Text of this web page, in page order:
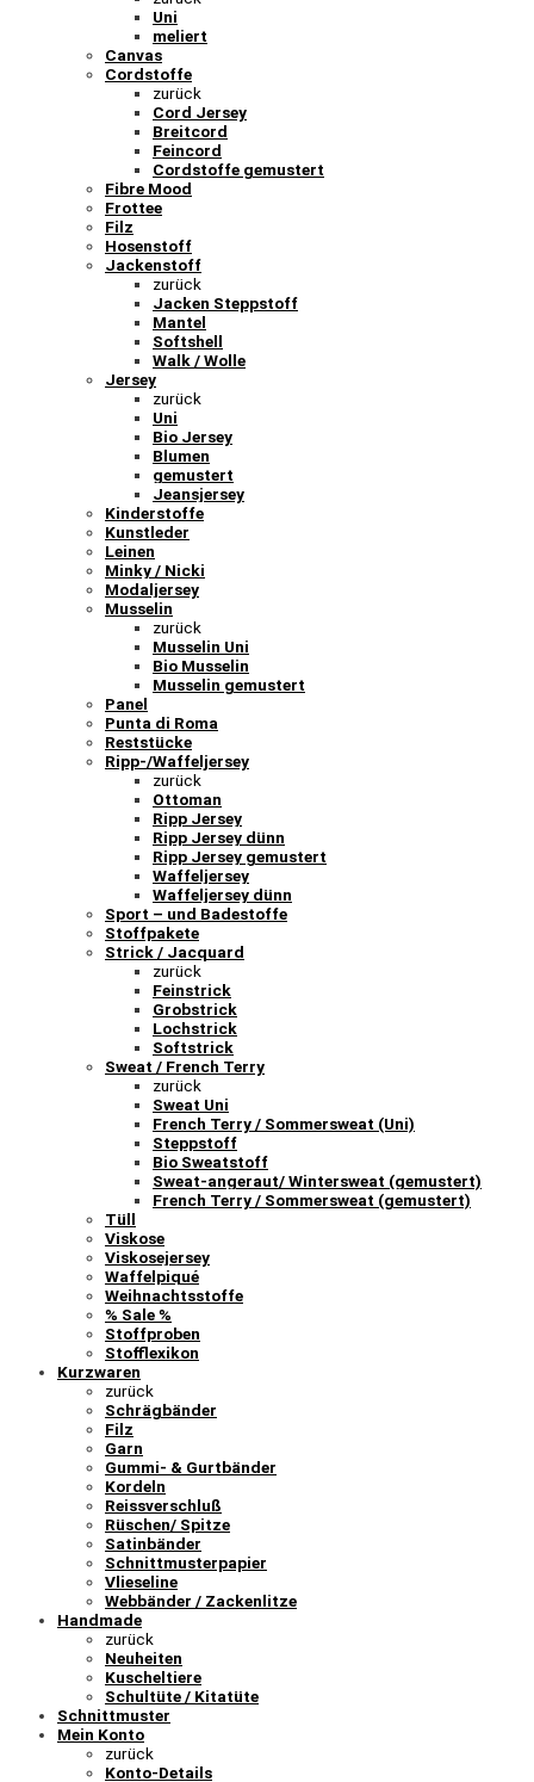
Uni
meliert
Canvas
Cordstoffe
zurück
Cord Jersey
Breitcord
Feincord
Cordstoffe gemustert
Fibre Mood
Frottee
Filz
Hosenstoff
Jackenstoff
zurück
Jacken Steppstoff
Mantel
Softshell
Walk / Wolle
Jersey
zurück
Uni
Bio Jersey
Blumen
gemustert
Jeansjersey
Kinderstoffe
Kunstleder
Leinen
Minky / Nicki
Modaljersey
Musselin
zurück
Musselin Uni
Bio Musselin
Musselin gemustert
Panel
Punta di Roma
Reststücke
Ripp-/Waffeljersey
zurück
Ottoman
Ripp Jersey
Ripp Jersey dünn
Ripp Jersey gemustert
Waffeljersey
Waffeljersey dünn
Sport – und Badestoffe
Stoffpakete
Strick / Jacquard
zurück
Feinstrick
Grobstrick
Lochstrick
Softstrick
Sweat / French Terry
zurück
Sweat Uni
French Terry / Sommersweat (Uni)
Steppstoff
Bio Sweatstoff
Sweat-angeraut/ Wintersweat (gemustert)
French Terry / Sommersweat (gemustert)
Tüll
Viskose
Viskosejersey
Waffelpiqué
Weihnachtsstoffe
% Sale %
Stoffproben
Stofflexikon
Kurzwaren
zurück
Schrägbänder
Filz
Garn
Gummi- & Gurtbänder
Kordeln
Reissverschluß
Rüschen/ Spitze
Satinbänder
Schnittmusterpapier
Vlieseline
Webbänder / Zackenlitze
Handmade
zurück
Neuheiten
Kuscheltiere
Schultüte / Kitatüte
Schnittmuster
Mein Konto
zurück
Konto-Details